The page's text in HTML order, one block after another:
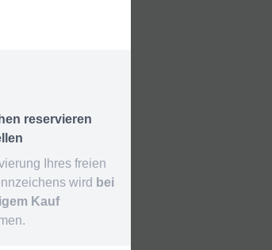
reservieren
Ihres freien
wird bei
Kauf